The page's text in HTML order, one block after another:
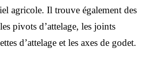
agricole. Il trouve également des
pivots d’attelage, les joints
d’attelage et les axes de godet.